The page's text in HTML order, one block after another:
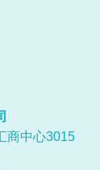
商中心3015